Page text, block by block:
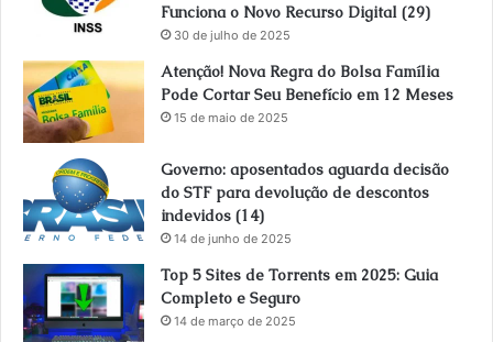
Funciona o Novo Recurso Digital (29)
30 de julho de 2025
Atenção! Nova Regra do Bolsa Família
Pode Cortar Seu Benefício em 12 Meses
15 de maio de 2025
Governo: aposentados aguarda decisão
do STF para devolução de descontos
indevidos (14)
14 de junho de 2025
Top 5 Sites de Torrents em 2025: Guia
Completo e Seguro
14 de março de 2025